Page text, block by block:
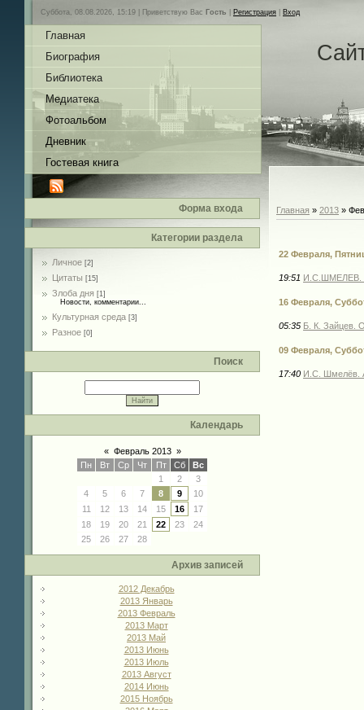
Суббота, 08.08.2026, 15:19 | Приветствую Вас Гость Регистрация Вход
Главная
Биография
Библиотека
Медиатека
Фотоальбом
Дневник
Гостевая книга
Форма входа
Категории раздела
Личное [2]
Цитаты [15]
Злоба дня [1]
Новости, комментарии...
Культурная среда [3]
Разное [0]
Поиск
Календарь
« Февраль 2013 »
Пн
Вт Ср Чт Пт Сб
Вс
1
2
3
4
5 6 7 8 9
10
11
12 13 14 15 16
17
18
19 20 21 22 23
24
25
26 27 28
Архив записей
2012 Декабрь
2013 Январь
2013 Февраль
2013 Март
2013 Май
2013 Июнь
2013 Июль
2013 Август
2014 Июнь
2015 Ноябрь
Главная » 2013 »
22 Февраля,
19:51 И.С.ШМЕЛЕВ.
16 Февраля,
05:35 Б. К. Зайцев.
09 Февраля,
17:40 И.С. Шмелёв.